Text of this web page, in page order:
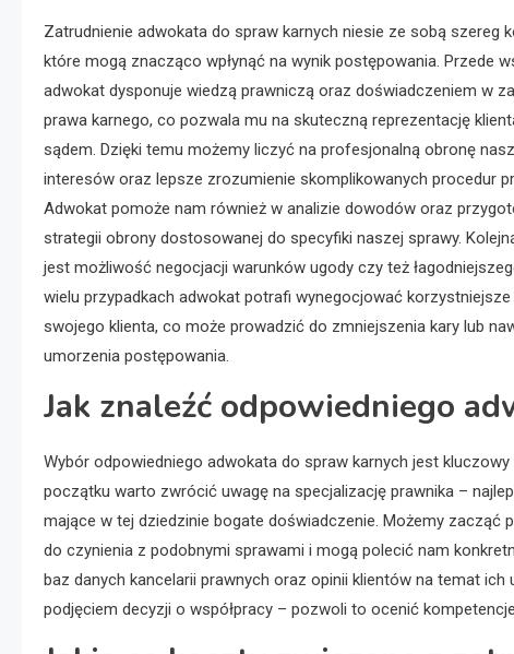
Zatrudnienie adwokata do spraw karnych niesie ze sobą szereg
które mogą znacząco wpłynąć na wynik postępowania. Przede
adwokat dysponuje wiedzą prawniczą oraz doświadczeniem w
prawa karnego, co pozwala mu na skuteczną reprezentację
sądem. Dzięki temu możemy liczyć na profesjonalną obronę
interesów oraz lepsze zrozumienie skomplikowanych procedur
Adwokat pomoże nam również w analizie dowodów oraz
strategii obrony dostosowanej do specyfiki naszej sprawy.
jest możliwość negocjacji warunków ugody czy też
wielu przypadkach adwokat potrafi wynegocjować korzystniejsze
swojego klienta, co może prowadzić do zmniejszenia kary lub
umorzenia postępowania.
Jak znaleźć odpowiedniego
Wybór odpowiedniego adwokata do spraw karnych jest
początku warto zwrócić uwagę na specjalizację prawnika –
mające w tej dziedzinie bogate doświadczenie. Możemy zacząć
do czynienia z podobnymi sprawami i mogą polecić nam
baz danych kancelarii prawnych oraz opinii klientów na temat
podjęciem decyzji o współpracy – pozwoli to ocenić